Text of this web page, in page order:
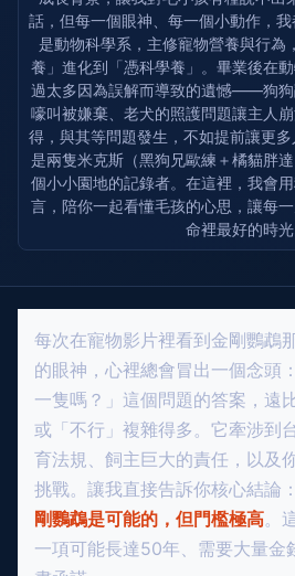
話，但每一個眼神、每一個小動作，
是動物科學系，主修寵物營養與行為
養」進化到「憑科學養」。畢業後在
過太多因為誤解而導致的遺憾——狗狗
嚎叫被嫌棄、老犬的照護問題讓主人
得，與其等問題發生，不如提前讓更多
是兩隻米克斯（黑狗兄歐練＋橘貓胖
個小小園地的記錄者。在這裡，我會
言，陪你一起看懂毛孩的心思，讓每
命裡最好的時光
每次在寵物影片裡看到金剛鸚鵡
的眼神，心裡總會冒出一個念頭
一隻嗎？」這個問題的答案，遠
或「不行」複雜得多。它牽涉到
育法規、飼主巨大的責任，以及
挑戰。讓我直接告訴你核心結論
剛鸚鵡是可能的，但門檻極高。
一項可能長達50年、需要大量金